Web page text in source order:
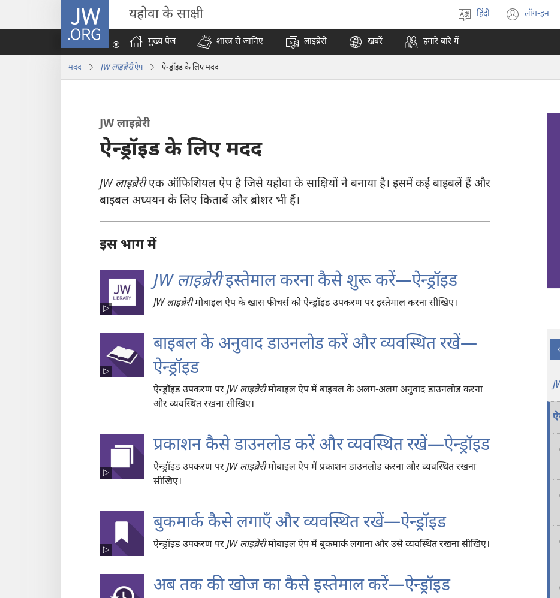
JW.ORG यहोवा के साक्षी
भाषा
चुनें
हिंदी लॉग-इन
(opens
new
मुख्य पेज शास्त्र से जानिए लाइब्रेरी खबरें हमारे बारे में
मदद JW लाइब्रेरीऐप ऐन्ड्रॉइड के लिए मदद
JW लाइब्रेरी
ऐन्ड्रॉइड के लिए मदद
JW लाइब्रेरीएक ऑफिशियल ऐप है जिसे यहोवा के साक्षियों ने बनाया है। इसमें कई बाइबलें हैं और
बाइबल अध्ययन के लिए किताबें और ब्रोशर भी हैं।
इस भाग में
JW लाइब्रेरीइस्तेमाल करना कैसे शुरू करें—ऐन्ड्रॉइड
JW लाइब्रेरीमोबाइल ऐप के खास फीचर्स को ऐन्ड्रॉइड उपकरण पर इस्तेमाल करना सीखिए।
बाइबल के अनुवाद डाउनलोड करें और व्यवस्थित रखें—
ऐन्ड्रॉइड
ऐन्ड्रॉइड उपकरण परJW लाइब्रेरीमोबाइल ऐप में बाइबल के अलग-अलग अनुवाद डाउनलोड करना
और व्यवस्थित रखना सीखिए।
प्रकाशन कैसे डाउनलोड करें और व्यवस्थित रखें—ऐन्ड्रॉइड
ऐन्ड्रॉइड उपकरण परJW लाइब्रेरीमोबाइल ऐप में प्रकाशन डाउनलोड करना और व्यवस्थित रखना
सीखिए।
बुकमार्क कैसे लगाएँ और व्यवस्थित रखें—ऐन्ड्रॉइड
ऐन्ड्रॉइड उपकरण परJW लाइब्रेरीमोबाइल ऐप में बुकमार्क लगाना और उसे व्यवस्थित रखना सीखिए।
अब तक की खोज का कैसे इस्तेमाल करें—ऐन्ड्रॉइड